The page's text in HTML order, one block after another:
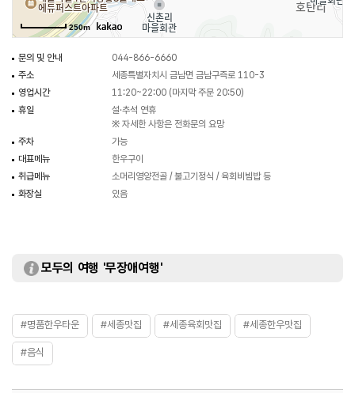
250m
문의 및 안내
044-866-6660
주소
세종특별자치시 금남면 금남구즉로 110-3
영업시간
11:20~22:00 (마지막 주문 20:50)
휴일
설·추석 연휴
※ 자세한 사항은 전화문의 요망
주차
가능
대표메뉴
한우구이
취급메뉴
소머리영양전골 / 불고기정식 / 육회비빔밥 등
화장실
있음
모두의 여행 '무장애여행'
#명품한우타운 #세종맛집 #세종육회맛집 #세종한우맛집
#음식